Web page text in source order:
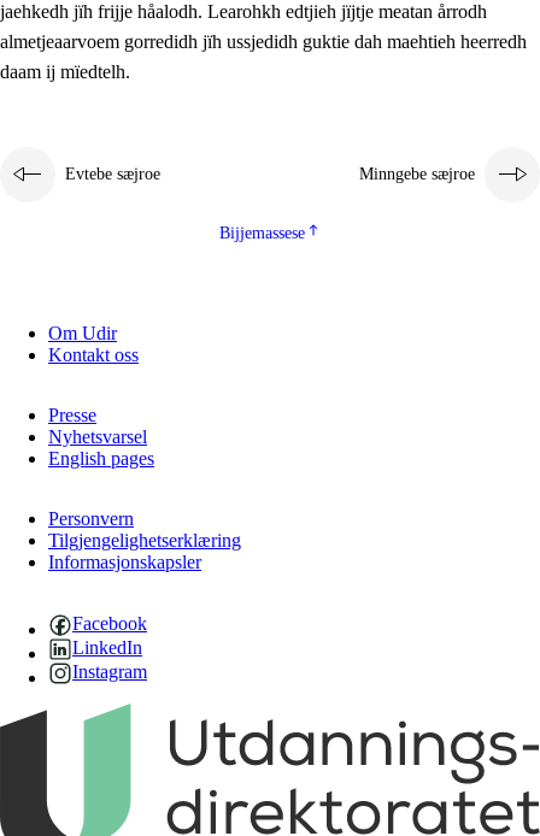
jaehkedh jïh frijje håalodh. Learohkh edtjieh jïjtje meatan årrodh
almetjeaarvoem gorredidh jïh ussjedidh guktie dah maehtieh heerredh
daam ij mïedtelh.
Evtebe sæjroe Minngebe sæjroe
Bijjemassese
Om Udir
Kontakt oss
Presse
Nyhetsvarsel
English pages
Personvern
Tilgjengelighetserklæring
Informasjonskapsler
Facebook
LinkedIn
Instagram